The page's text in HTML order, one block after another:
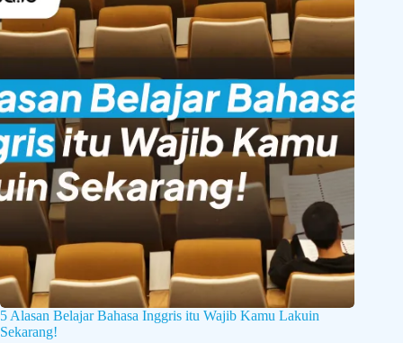
5 Alasan Belajar Bahasa Inggris itu Wajib Kamu Lakuin
Sekarang!